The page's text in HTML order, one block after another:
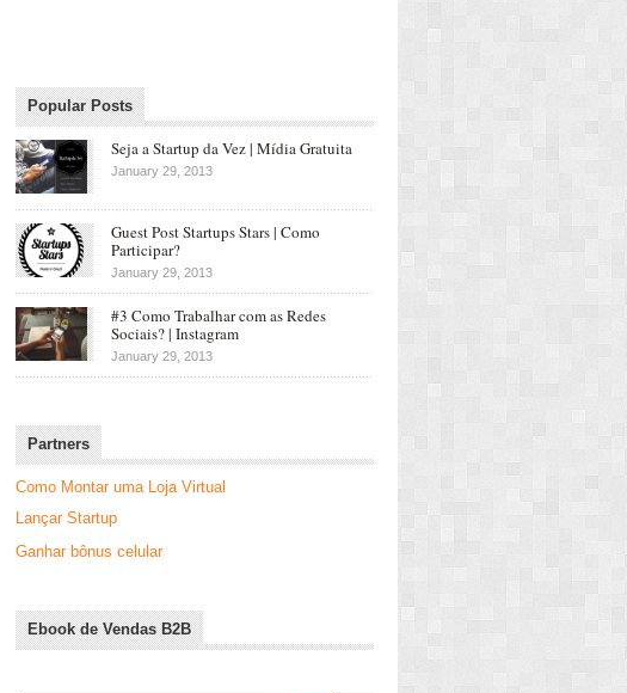
Popular Posts
Seja a Startup da Vez | Mídia Gratuita
January 29, 2013
Guest Post Startups Stars | Como
Participar?
January 29, 2013
#3 Como Trabalhar com as Redes
Sociais? | Instagram
January 29, 2013
Partners
Como Montar uma Loja Virtual
Lançar Startup
Ganhar bônus celular
Ebook de Vendas B2B